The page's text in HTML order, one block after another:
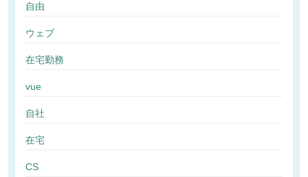
自由
ウェブ
在宅勤務
vue
自社
在宅
CS